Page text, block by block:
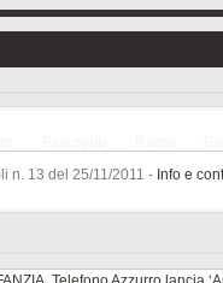
n. 13 del 25/11/2011 - Info e